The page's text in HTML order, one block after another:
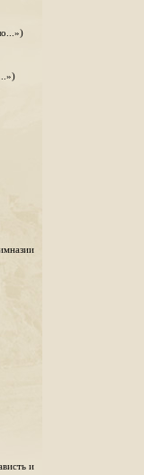
и